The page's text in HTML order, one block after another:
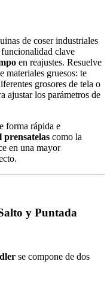
de coser industriales
clave
en reajustes. Resuelve
materiales gruesos: te
grosores de tela o
ajustar los parámetros de
forma rápida e
prensatelas como la
en una mayor
y Puntada
se compone de dos